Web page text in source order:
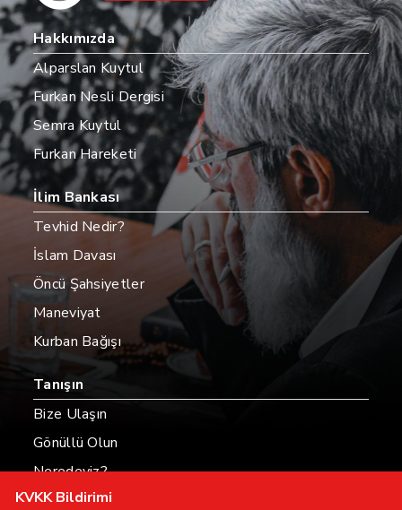
Hakkımızda
Alparslan Kuytul
Furkan Nesli Dergisi
Semra Kuytul
Furkan Hareketi
İlim Bankası
Tevhid Nedir?
İslam Davası
Öncü Şahsiyetler
Maneviyat
Kurban Bağışı
Tanışın
Bize Ulaşın
Gönüllü Olun
Neredeyiz?
Hesaplarımız
KVKK Bildirimi